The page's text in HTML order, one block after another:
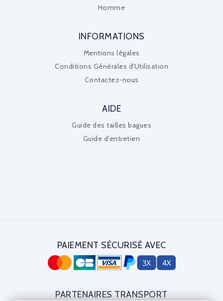
Homme
INFORMATIONS
Mentions légales
Conditions Générales d'Utilisation
Contactez-nous
AIDE
Guide des tailles bagues
Guide d'entretien
PAIEMENT SÉCURISÉ AVEC
PARTENAIRES TRANSPORT